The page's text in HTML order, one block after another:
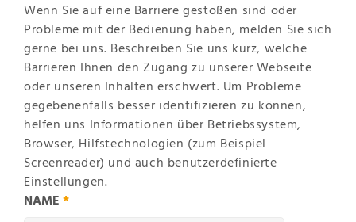
Wenn Sie auf eine Barriere gestoßen sind oder
Probleme mit der Bedienung haben, melden Sie sich
gerne bei uns. Beschreiben Sie uns kurz, welche
Barrieren Ihnen den Zugang zu unserer Webseite
oder unseren Inhalten erschwert. Um Probleme
gegebenenfalls besser identifizieren zu können,
helfen uns Informationen über Betriebssystem,
Browser, Hilfstechnologien (zum Beispiel
Screenreader) und auch benutzerdefinierte
Einstellungen.
NAME*